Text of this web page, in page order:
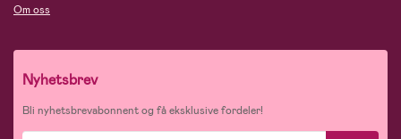
Om oss
Nyhetsbrev
Bli nyhetsbrevabonnent og få eksklusive fordeler!